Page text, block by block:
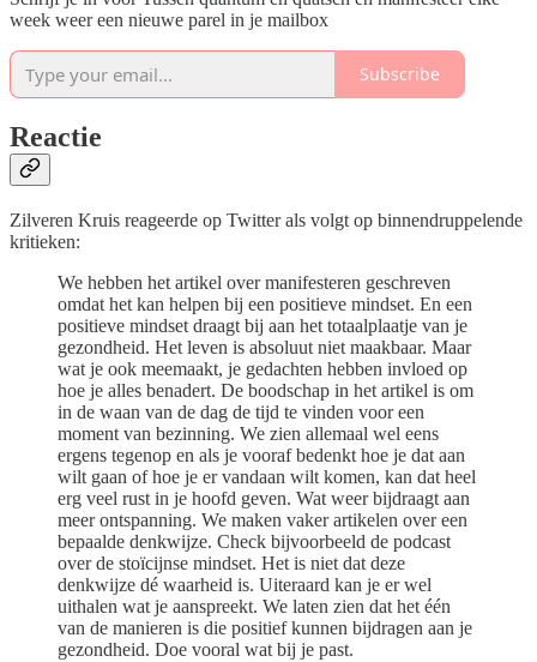
week weer een nieuwe parel in je mailbox
Subscribe
Reactie
Zilveren Kruis reageerde op Twitter als volgt op binnendruppelende
kritieken:
We hebben het artikel over manifesteren geschreven
omdat het kan helpen bij een positieve mindset. En een
positieve mindset draagt bij aan het totaalplaatje van je
gezondheid. Het leven is absoluut niet maakbaar. Maar
wat je ook meemaakt, je gedachten hebben invloed op
hoe je alles benadert. De boodschap in het artikel is om
in de waan van de dag de tijd te vinden voor een
moment van bezinning. We zien allemaal wel eens
ergens tegenop en als je vooraf bedenkt hoe je dat aan
wilt gaan of hoe je er vandaan wilt komen, kan dat heel
erg veel rust in je hoofd geven. Wat weer bijdraagt aan
meer ontspanning. We maken vaker artikelen over een
bepaalde denkwijze. Check bijvoorbeeld de podcast
over de stoïcijnse mindset. Het is niet dat deze
denkwijze dé waarheid is. Uiteraard kan je er wel
uithalen wat je aanspreekt. We laten zien dat het één
van de manieren is die positief kunnen bijdragen aan je
gezondheid. Doe vooral wat bij je past.